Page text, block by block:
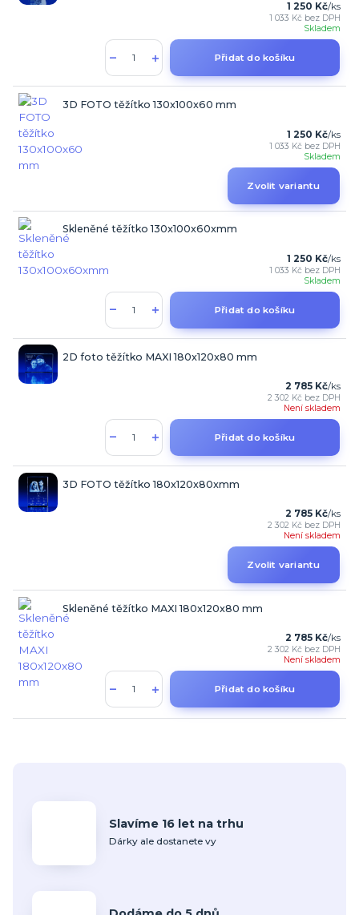
1 250 Kč/ks
1 033 Kč bez DPH
Skladem
Přidat do košíku
3D FOTO těžítko 130x100x60 mm
1 250 Kč/ks
1 033 Kč bez DPH
Skladem
Zvolit variantu
Skleněné těžítko 130x100x60xmm
1 250 Kč/ks
1 033 Kč bez DPH
Skladem
Přidat do košíku
2D foto těžítko MAXI 180x120x80 mm
2 785 Kč/ks
2 302 Kč bez DPH
Není skladem
Přidat do košíku
3D FOTO těžítko 180x120x80xmm
2 785 Kč/ks
2 302 Kč bez DPH
Není skladem
Zvolit variantu
Skleněné těžítko MAXI 180x120x80 mm
2 785 Kč/ks
2 302 Kč bez DPH
Není skladem
Přidat do košíku
Slavíme 16 let na trhu
Dárky ale dostanete vy